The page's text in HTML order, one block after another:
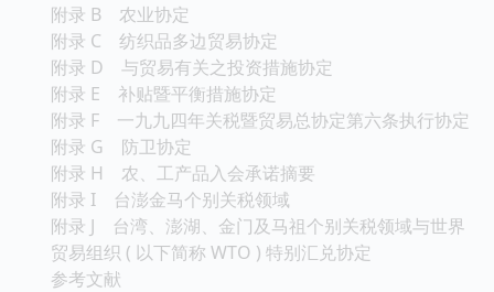
附录 B 农业协定
附录 C 纺织品多边贸易协定
附录 D 与贸易有关之投资措施协定
附录 E 补贴暨平衡措施协定
附录 F 一九九四年关税暨贸易总协定第六条执行协定
附录 G 防卫协定
附录 H 农、工产品入会承诺摘要
附录 I 台澎金马个别关税领域
附录 J 台湾、澎湖、金门及马祖个别关税领域与世界
贸易组织 ( 以下简称 WTO ) 特别汇兑协定
参考文献